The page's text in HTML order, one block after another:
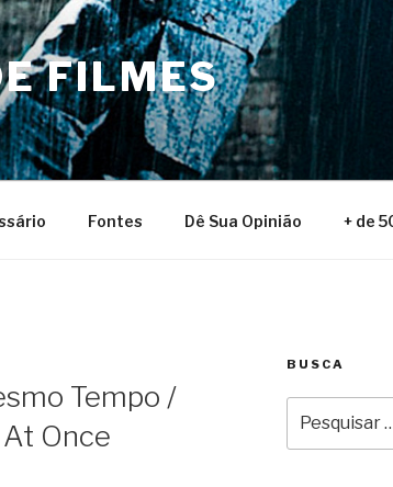
FILMES
Fontes Dê Sua Opinião + de
Tempo /
Once
BUSCA
por: